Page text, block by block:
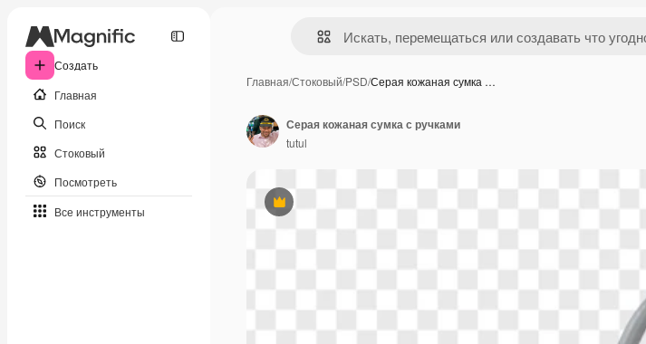
Создать
Главная
Поиск
Стоковый
Посмотреть
Все инструменты
Главная/Стоковый/PSD/Серая кожаная сумка …
Премиум
Серая кожаная сумка с ручками
tutul